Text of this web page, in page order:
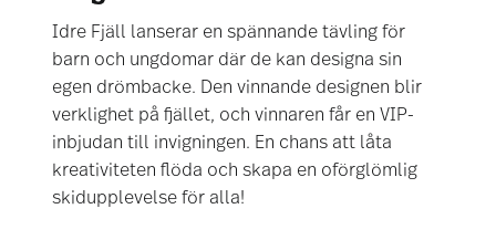
Idre Fjäll lanserar en spännande tävling för
barn och ungdomar där de kan designa sin
egen drömbacke. Den vinnande designen blir
verklighet på fjället, och vinnaren får en VIP-
inbjudan till invigningen. En chans att låta
kreativiteten flöda och skapa en oförglömlig
skidupplevelse för alla!